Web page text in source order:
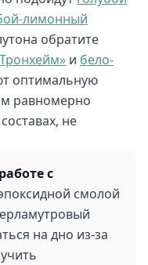
лимонный
обратите
и бело-
оптимальную
равномерно
не
с
смолой
на дно из-за